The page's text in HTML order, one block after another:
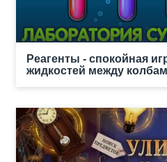
Реагенты - спокойная
жидкостей между